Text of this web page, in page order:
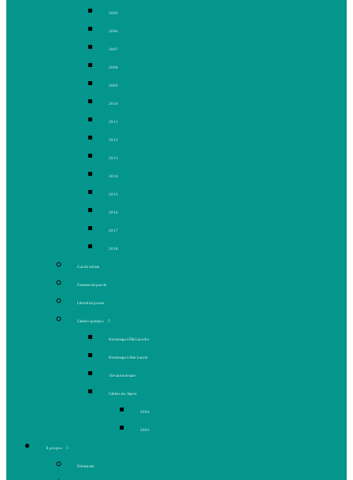
2005
2006
2007
2008
2009
2010
2011
2012
2013
2014
2015
2016
2017
2018
Gaz de schiste
Femmes de parole
Liberté de presse
Cahiers spéciaux
Hommage à Élie Laroche
Hommage à Jean Laurin
10e anniversaire
Cahiers du Japon
2004
2005
À propos
Échéancier